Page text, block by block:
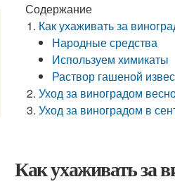
Содержание
Как ухаживать за
Народные средства
Используем химикаты
Раствор гашеной
Уход за виноградом
Уход за виноградом в
Как ухаживать за